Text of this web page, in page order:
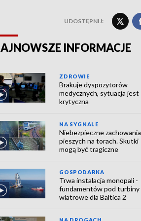
UDOSTĘPNIJ:
INFORMACJE
ZDROWIE
Brakuje dyspozytorów
medycznych, sytuacja jest
krytyczna
NA SYGNALE
Niebezpieczne zachowania
pieszych na torach. Skutki
mogą być tragiczne
GOSPODARKA
Trwa instalacja monopali -
fundamentów pod turbiny
wiatrowe dla Baltica 2